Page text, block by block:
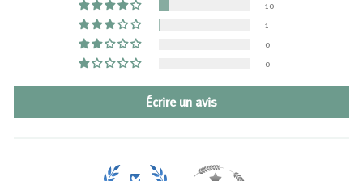
10
1
0
0
Écrire un avis